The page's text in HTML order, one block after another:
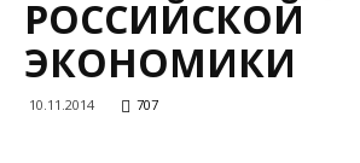
РОССИЙСКОЙ
ЭКОНОМИКИ
10.11.2014 707